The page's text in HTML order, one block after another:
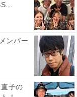
ンバー
子の